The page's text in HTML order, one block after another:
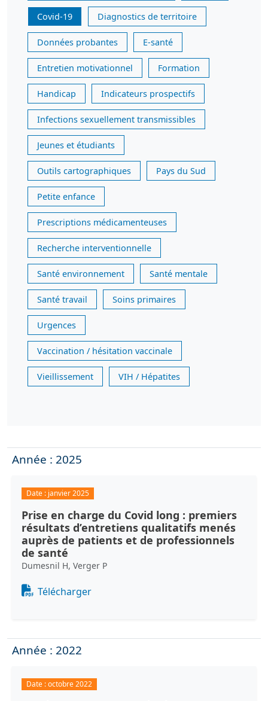
Covid-19 Diagnostics de territoire
Données probantes E-santé
Entretien motivationnel Formation
Handicap Indicateurs prospectifs
Infections sexuellement transmissibles
Jeunes et étudiants
Outils cartographiques Pays du Sud
Petite enfance
Prescriptions médicamenteuses
Recherche interventionnelle
Santé environnement Santé mentale
Santé travail Soins primaires
Urgences
Vaccination / hésitation vaccinale
Vieillissement VIH / Hépatites
Année : 2025
Date : janvier 2025
Prise en charge du Covid long : premiers
résultats d’entretiens qualitatifs menés
auprès de patients et de professionnels
de santé
Dumesnil H, Verger P
Document
Télécharger
Année : 2022
Date :octobre 2022